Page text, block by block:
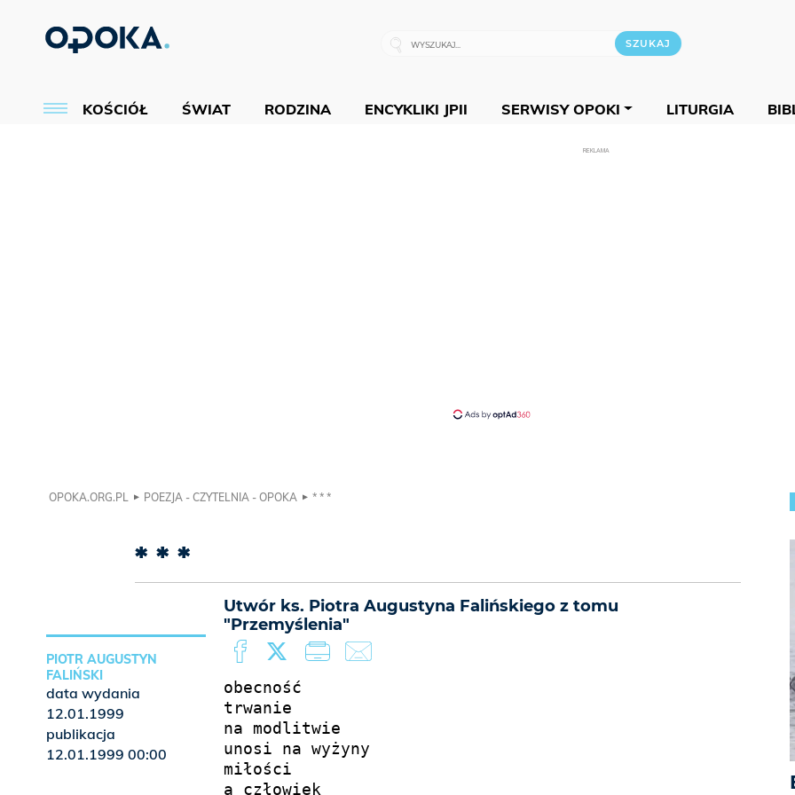
KOŚCIÓŁ ŚWIAT RODZINA ENCYKLIKI JPII SERWISY OPOKI LITURGIA
REKLAMA
OPOKA.ORG.PL POEZJA - CZYTELNIA - OPOKA * * *
* * *
Utwór ks. Piotra Augustyna Falińskiego z tomu
"Przemyślenia"
obecność
trwanie
na modlitwie
unosi na wyżyny
miłości
a człowiek
PIOTR AUGUSTYN
FALIŃSKI
data wydania
12.01.1999
publikacja
12.01.1999 00:00